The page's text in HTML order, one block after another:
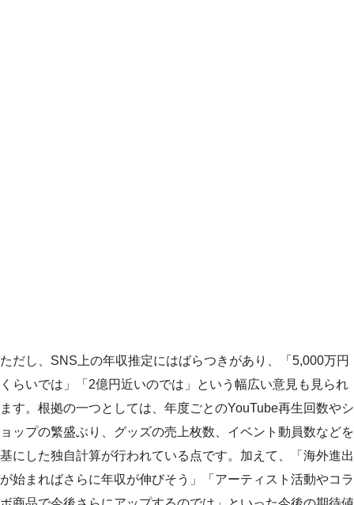
ただし、SNS上の年収推定にはばらつきがあり、「5,000万円
くらいでは」「2億円近いのでは」という幅広い意見も見られ
ます。根拠の一つとしては、年度ごとのYouTube再生回数やシ
ョップの繁盛ぶり、グッズの売上枚数、イベント動員数などを
基にした独自計算が行われている点です。加えて、「海外進出
が始まればさらに年収が伸びそう」「アーティスト活動やコラ